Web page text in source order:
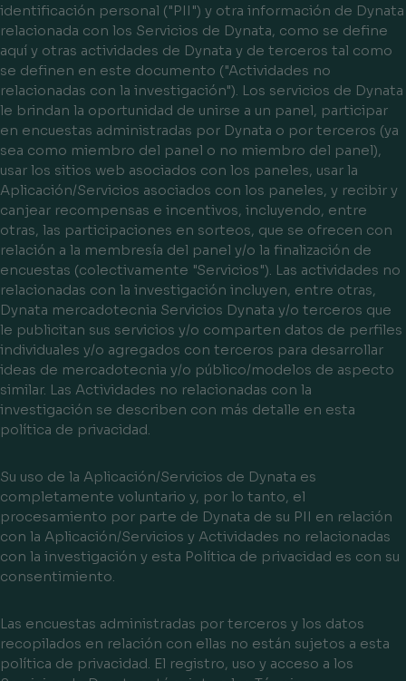
identificación personal ("PII ") y otra información de Dynata
relacionada con los Servicios de Dynata, como se define
aquí y otras actividades de Dynata y de terceros tal como
se definen en este documento ("Actividades no
relacionadas con la investigación"). Los servicios de Dynata
le brindan la oportunidad de unirse a un panel, participar
en encuestas administradas por Dynata o por terceros (ya
sea como miembro del panel o no miembro del panel),
usar los sitios web asociados con los paneles, usar la
Aplicación/Servicios asociados con los paneles, y recibir y
canjear recompensas e incentivos, incluyendo, entre
otras, las participaciones en sorteos, que se ofrecen con
relación a la membresía del panel y/o la finalización de
encuestas (colectivamente "Servicios"). Las actividades no
relacionadas con la investigación incluyen, entre otras,
Dynata mercadotecnia Servicios Dynata y/o terceros que
le publicitan sus servicios y/o comparten datos de perfiles
individuales y/o agregados con terceros para desarrollar
ideas de mercadotecnia y/o público/modelos de aspecto
similar. Las Actividades no relacionadas con la
investigación se describen con más detalle en esta
política de privacidad.
Su uso de la Aplicación/Servicios de Dynata es
completamente voluntario y, por lo tanto, el
procesamiento por parte de Dynata de su PII en relación
con la Aplicación/Servicios y Actividades no relacionadas
con la investigación y esta Política de privacidad es con su
consentimiento.
Las encuestas administradas por terceros y los datos
recopilados en relación con ellas no están sujetos a esta
política de privacidad. El registro, uso y acceso a los